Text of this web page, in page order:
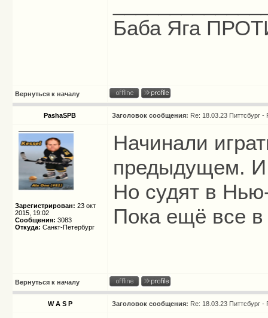
Баба Яга
Вернуться к началу
PashaSPB Заголовок сообщения: Re: 18.03.23 Питтсбург -
Зарегистрирован: 23 окт
2015, 19:02
Сообщения: 3083
Откуда: Санкт-Петербург
Начинали
предыдущем. И
Но судят в
Пока ещё все
Вернуться к началу
W A S P Заголовок сообщения: Re: 18.03.23 Питтсбург -